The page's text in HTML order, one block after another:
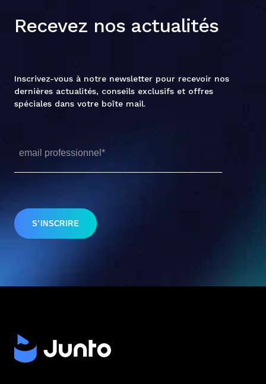
Recevez nos actualités
Inscrivez-vous à notre newsletter pour recevoir nos
dernières actualités, conseils exclusifs et offres
spéciales dans votre boîte mail.